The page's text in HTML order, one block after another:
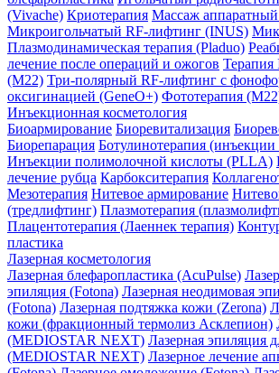
(Vivache) Криотерапия Массаж
Микроигольчатый RF-лифтинг (INUS)
Плазмодинамическая терапия (Pladuo)
лечение после операций и ожогов Терапия
(M22) Три-полярный RF-лифтинг c
оксигинацией (GeneO+) Фототерапия
Инъекционная косметология
Биоармирование Биоревитализация
Биорепарация Ботулинотерапия (инъекции
Инъекции полимолочной кислоты (PLLA)
лечение рубца Карбокситерапия
Мезотерапия Нитевое армирование
(тредлифтинг) Плазмотерапия
Плацентотерапия (Лаеннек терапия)
пластика
Лазерная косметология
Лазерная блефаропластика (AcuPulse)
эпиляция (Fotona) Лазерная неодимовая
(Fotona) Лазерная подтяжка кожи (Zerona)
кожи (фракционный термолиз Асклепион)
(MEDIOSTAR NEXT) Лазерная эпиляция
(MEDIOSTAR NEXT) Лазерное лечение